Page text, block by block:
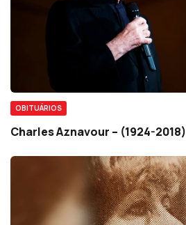
OBITUÁRIOS
Charles Aznavour – (1924-2018)